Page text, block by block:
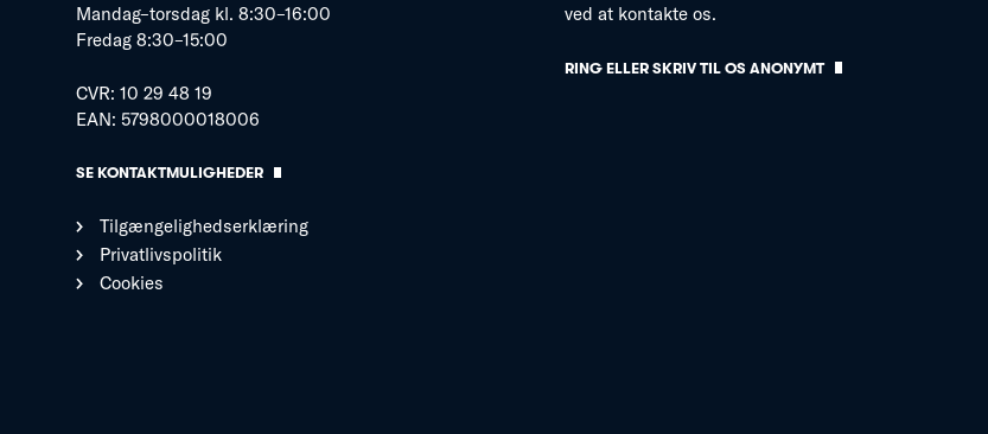
Mandag–torsdag kl. 8:30–16:00
Fredag 8:30–15:00
CVR: 10 29 48 19
EAN: 5798000018006
SE KONTAKTMULIGHEDER
Tilgængelighedserklæring
Privatlivspolitik
Cookies
ved at kontakte os.
RING ELLER SKRIV TIL OS ANONYMT